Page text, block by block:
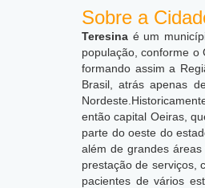
Sobre a
Teresina é um
população, conforme o
formando assim a
Brasil, atrás apenas
Nordeste.
então capital Oeiras,
parte do oeste do
além de grandes
prestação de serviços,
pacientes de vários